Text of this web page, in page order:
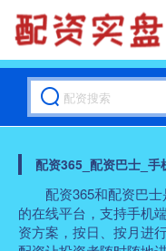
配资365_配资巴士_手
配资365和配资巴
的在线平台，支持手机
资方案，按日、按月进